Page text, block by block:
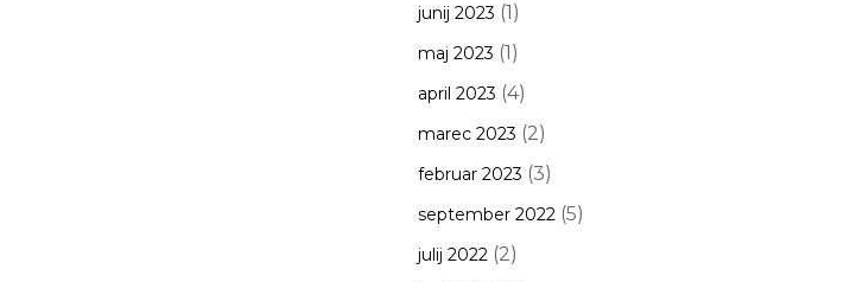
junij 2023 (1)
maj 2023 (1)
april 2023 (4)
marec 2023 (2)
februar 2023 (3)
september 2022(5)
julij 2022(2)